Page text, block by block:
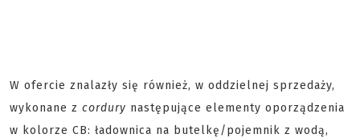
W ofercie znalazły się również, w oddzielnej sprzedaży,
wykonane z cordury następujące elementy oporządzenia
w kolorze CB: ładownica na butelkę/pojemnik z wodą,